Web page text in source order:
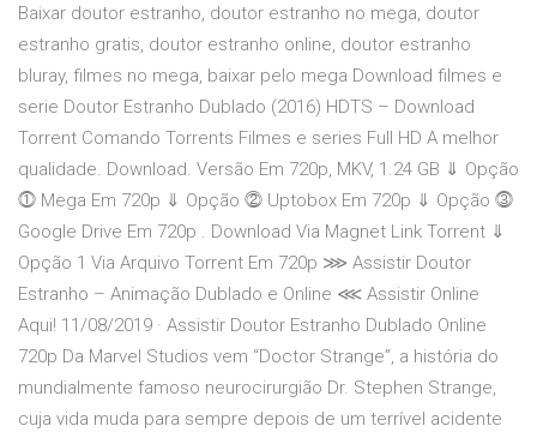
Baixar doutor estranho, doutor estranho no mega, doutor
estranho gratis, doutor estranho online, doutor estranho
bluray, filmes no mega, baixar pelo mega Download filmes e
serie Doutor Estranho Dublado (2016) HDTS – Download
Torrent Comando Torrents Filmes e series Full HD A melhor
qualidade. Download. Versão Em 720p, MKV, 1.24 GB ⇓ Opção
⓵ Mega Em 720p ⇓ Opção ⓶ Uptobox Em 720p ⇓ Opção ⓷
Google Drive Em 720p . Download Via Magnet Link Torrent ⇓
Opção 1 Via Arquivo Torrent Em 720p ⋙ Assistir Doutor
Estranho – Animação Dublado e Online ⋘ Assistir Online
Aqui! 11/08/2019 · Assistir Doutor Estranho Dublado Online
720p Da Marvel Studios vem “Doctor Strange”, a história do
mundialmente famoso neurocirurgião Dr. Stephen Strange,
cuja vida muda para sempre depois de um terrível acidente